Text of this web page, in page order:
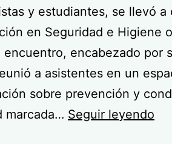
y estudiantes, se llevó a
en Seguridad e Higiene
encuentro, encabezado por
a asistentes en un
sobre prevención y
marcada… Seguir leyendo